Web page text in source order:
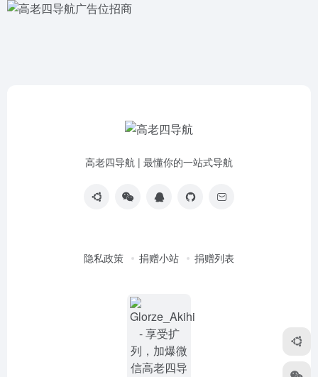
高老四导航 | 最懂你的一站式导航
隐私政策 捐赠小站 捐赠列表